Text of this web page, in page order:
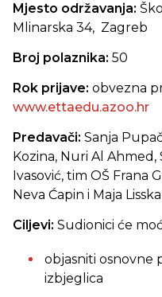
Mjesto održavanja:
Mlinarska 34, Zagreb
Broj polaznika: 50
Rok prijave: obvezna
www.ettaedu.azoo.hr
Predavači: Sanja
Kozina, Nuri Al Ahmed,
Ivasović, tim OŠ Frana
Neva Ćapin i Maja Lisska
Ciljevi: Sudionici će
objasniti osnovne
izbjeglica